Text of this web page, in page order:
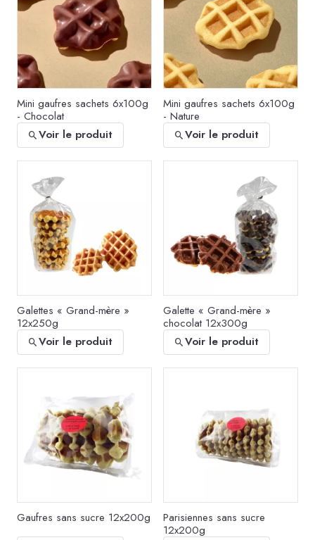
Mini gaufres sachets 6x100g
- Chocolat
Voir le produit
Mini gaufres sachets 6x100g
- Nature
Voir le produit
Galettes « Grand-mère »
12x250g
Voir le produit
Galette « Grand-mère »
chocolat 12x300g
Voir le produit
Gaufres sans sucre 12x200g
Parisiennes sans sucre
12x200g